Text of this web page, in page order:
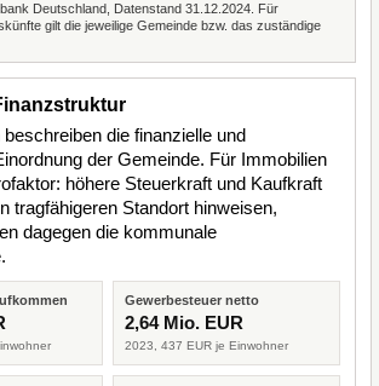
Deutschland, Datenstand 31.12.2024. Für
gilt die jeweilige Gemeinde bzw. das zuständige
die finanzielle und
der Gemeinde. Für Immobilien
höhere Steuerkraft und Kaufkraft
tragfähigeren Standort hinweisen,
dagegen die kommunale
Gewerbesteuer netto
2,64 Mio. EUR
2023, 437 EUR je Einwohner